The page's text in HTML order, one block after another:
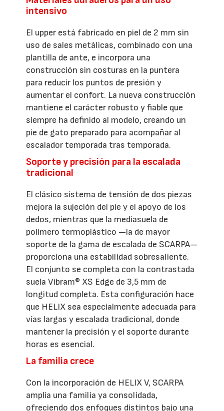
intensivo
El upper está fabricado en piel de 2 mm sin
uso de sales metálicas, combinado con una
plantilla de ante, e incorpora una
construcción sin costuras en la puntera
para reducir los puntos de presión y
aumentar el confort. La nueva construcción
mantiene el carácter robusto y fiable que
siempre ha definido al modelo, creando un
pie de gato preparado para acompañar al
escalador temporada tras temporada.
Soporte y precisión para la escalada
tradicional
El clásico sistema de tensión de dos piezas
mejora la sujeción del pie y el apoyo de los
dedos, mientras que la mediasuela de
polímero termoplástico —la de mayor
soporte de la gama de escalada de SCARPA—
proporciona una estabilidad sobresaliente.
El conjunto se completa con la contrastada
suela Vibram® XS Edge de 3,5 mm de
longitud completa. Esta configuración hace
que HELIX sea especialmente adecuada para
vías largas y escalada tradicional, donde
mantener la precisión y el soporte durante
horas es esencial.
La familia crece
Con la incorporación de HELIX V, SCARPA
amplía una familia ya consolidada,
ofreciendo dos enfoques distintos bajo una